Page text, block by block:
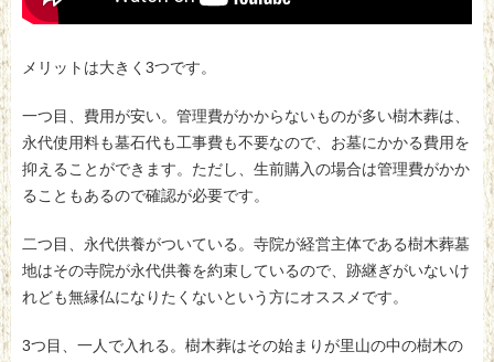
メリットは大きく3つです。
一つ目、費用が安い。管理費がかからないものが多い樹木葬は、
永代使用料も墓石代も工事費も不要なので、お墓にかかる費用を
抑えることができます。ただし、生前購入の場合は管理費がかか
ることもあるので確認が必要です。
二つ目、永代供養がついている。寺院が経営主体である樹木葬墓
地はその寺院が永代供養を約束しているので、跡継ぎがいないけ
れども無縁仏になりたくないという方にオススメです。
3つ目、一人で入れる。樹木葬はその始まりが里山の中の樹木の